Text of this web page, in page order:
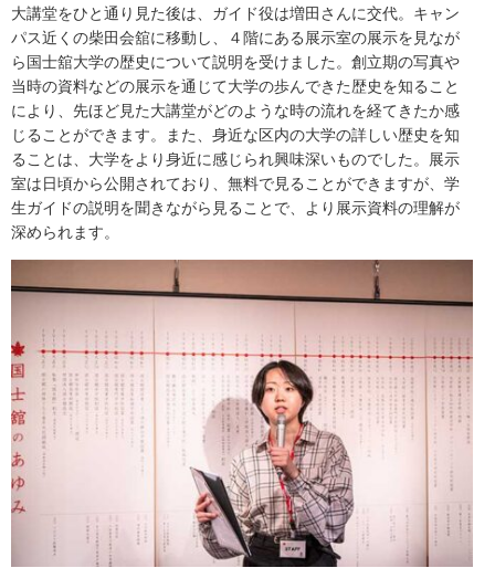
大講堂をひと通り見た後は、ガイド役は増田さんに交代。キャン
パス近くの柴田会舘に移動し、４階にある展示室の展示を見なが
ら国士舘大学の歴史について説明を受けました。創立期の写真や
当時の資料などの展示を通じて大学の歩んできた歴史を知ること
により、先ほど見た大講堂がどのような時の流れを経てきたか感
じることができます。また、身近な区内の大学の詳しい歴史を知
ることは、大学をより身近に感じられ興味深いものでした。展示
室は日頃から公開されており、無料で見ることができますが、学
生ガイドの説明を聞きながら見ることで、より展示資料の理解が
深められます。